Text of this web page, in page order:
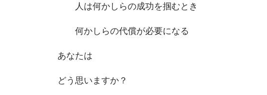
人は何かしらの成功を掴むとき
何かしらの代償が必要になる
あなたは
どう思いますか？